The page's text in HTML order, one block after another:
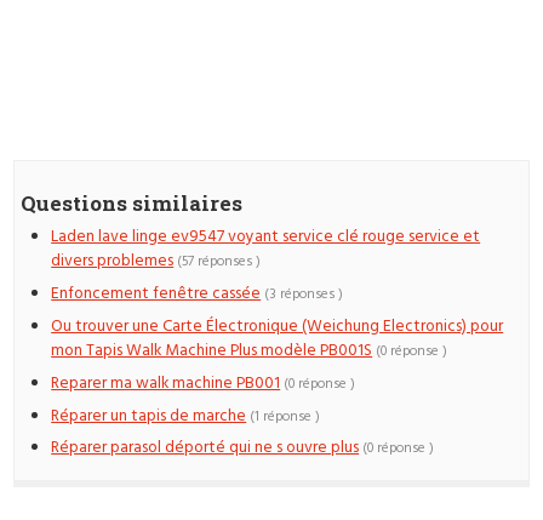
Questions similaires
Laden lave linge ev9547 voyant service clé rouge service et
divers problemes (57 réponses )
Enfoncement fenêtre cassée (3 réponses )
Ou trouver une Carte Électronique (Weichung Electronics) pour
mon Tapis Walk Machine Plus modèle PB001S (0 réponse )
Reparer ma walk machine PB001 (0 réponse )
Réparer un tapis de marche (1 réponse )
Réparer parasol déporté qui ne s ouvre plus (0 réponse )